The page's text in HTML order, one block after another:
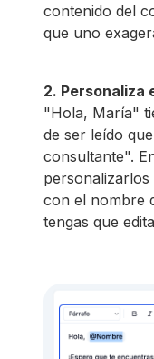
contenido del
que uno
2. Personaliza
"Hola, María"
de ser leído
consultante".
con el nombre
tengas que